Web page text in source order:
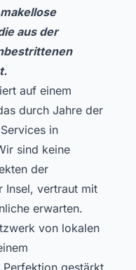
aus der
auf einem
durch Jahre der
in
sind keine
der
Insel, vertraut mit
erwarten.
von lokalen
gestärkt.